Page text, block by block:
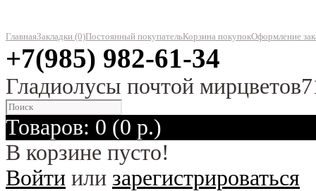
ГлавнаяЗакладки (0)Постоянный покупательКорзина покупокОформление
+7(985) 982-61-34
Гладиолусы почтой
Товаров: 0 (0 р.)
В корзине пусто!
Войти или зарегистрироваться